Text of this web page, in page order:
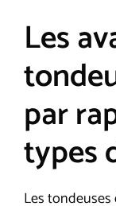
Les
par
types
Les